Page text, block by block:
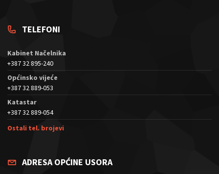
TELEFONI
Kabinet Načelnika
+387 32 895-240
Općinsko vijeće
+387 32 889-053
Katastar
+387 32 889-054
Ostali tel. brojevi
ADRESA OPĆINE USORA